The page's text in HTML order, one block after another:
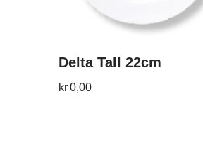
Delta Tall 22cm
kr0,00